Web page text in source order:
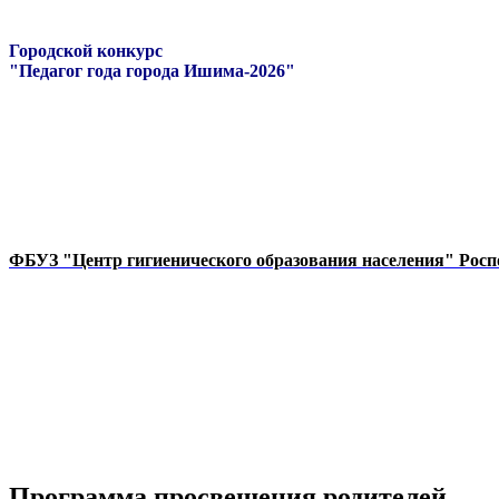
Городской конкурс
"Педагог года города Ишима-2026"
ФБУЗ "Центр гигиенического образования населения"